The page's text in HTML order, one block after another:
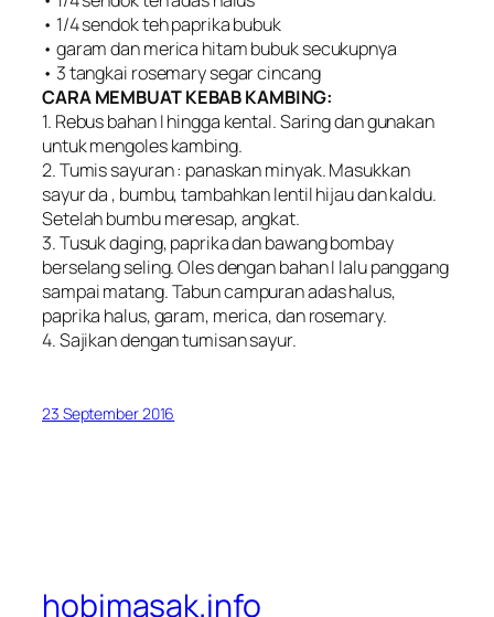
• 1/4 sendok teh paprika bubuk
• garam dan merica hitam bubuk secukupnya
• 3 tangkai rosemary segar cincang
CARA MEMBUAT KEBAB KAMBING:
1. Rebus bahan I hingga kental. Saring dan gunakan
untuk mengoles kambing.
2. Tumis sayuran : panaskan minyak. Masukkan
sayur da , bumbu, tambahkan lentil hijau dan kaldu.
Setelah bumbu meresap, angkat.
3. Tusuk daging, paprika dan bawang bombay
berselang seling. Oles dengan bahan I lalu panggang
sampai matang. Tabun campuran adas halus,
paprika halus, garam, merica, dan rosemary.
4. Sajikan dengan tumisan sayur.
23 September 2016
hobimasak.info